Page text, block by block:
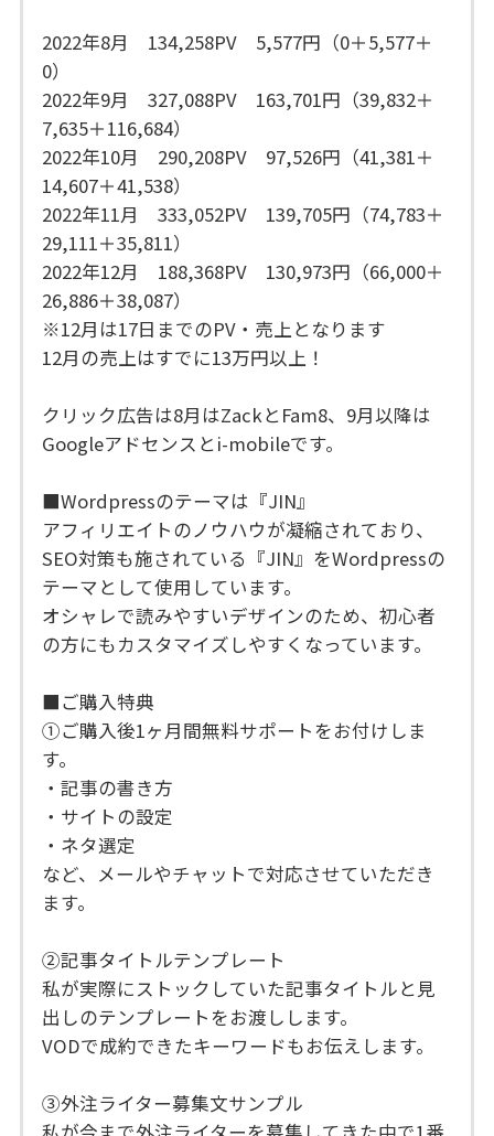
2022年8月 134,258PV 5,577円（0＋5,577＋
0）
2022年9月 327,088PV 163,701円（39,832＋
7,635＋116,684）
2022年10月 290,208PV 97,526円（41,381＋
14,607＋41,538）
2022年11月 333,052PV 139,705円（74,783＋
29,111＋35,811）
2022年12月 188,368PV 130,973円（66,000＋
26,886＋38,087）
※12月は17日までのPV・売上となります
12月の売上はすでに13万円以上！
クリック広告は8月はZackとFam8、9月以降は
Googleアドセンスとi-mobileです。
■Wordpressのテーマは『JIN』
アフィリエイトのノウハウが凝縮されており、
SEO対策も施されている『JIN』をWordpressの
テーマとして使用しています。
オシャレで読みやすいデザインのため、初心者
の方にもカスタマイズしやすくなっています。
■ご購入特典
①ご購入後1ヶ月間無料サポートをお付けしま
す。
・記事の書き方
・サイトの設定
・ネタ選定
など、メールやチャットで対応させていただき
ます。
②記事タイトルテンプレート
私が実際にストックしていた記事タイトルと見
出しのテンプレートをお渡しします。
VODで成約できたキーワードもお伝えします。
③外注ライター募集文サンプル